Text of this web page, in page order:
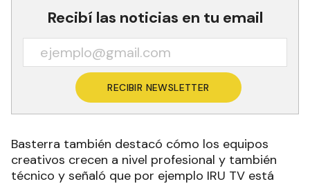
Recibí las noticias en tu email
RECIBIR NEWSLETTER
Basterra también destacó cómo los equipos
creativos crecen a nivel profesional y también
técnico y señaló que por ejemplo IRU TV está